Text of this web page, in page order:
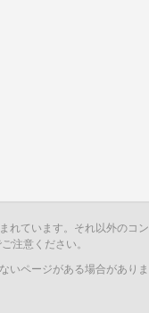
れています。それ以外のコン
注意ください。
いページがある場合がありま